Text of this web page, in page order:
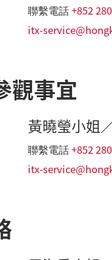
聯繫電話 +852
itx-
觀事宜
黃曉瑩小姐
聯繫電話 +852
itx-